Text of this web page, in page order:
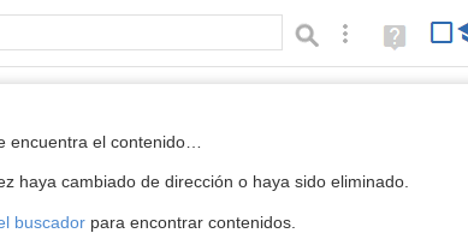
Búsqueda avanzada
Ayuda
(en
de la Mediateca
encuentra el contenido…
haya cambiado de dirección o haya sido eliminado.
buscadorpara encontrar contenidos.